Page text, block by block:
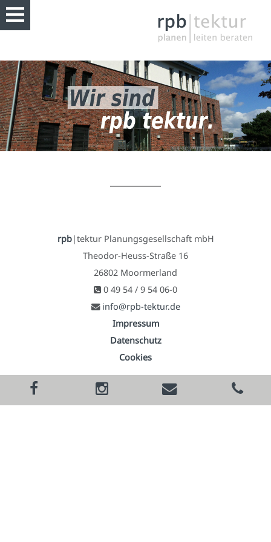
rpb|tektur Planungsgesellschaft mbH
Theodor-Heuss-Straße 16
26802 Moormerland
0 49 54 / 9 54 06-0
info@rpb-tektur.de
Impressum
Datenschutz
Cookies